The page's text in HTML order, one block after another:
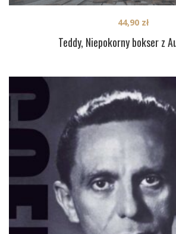
Teddy, Niepokorny bokser z
44,90 zł